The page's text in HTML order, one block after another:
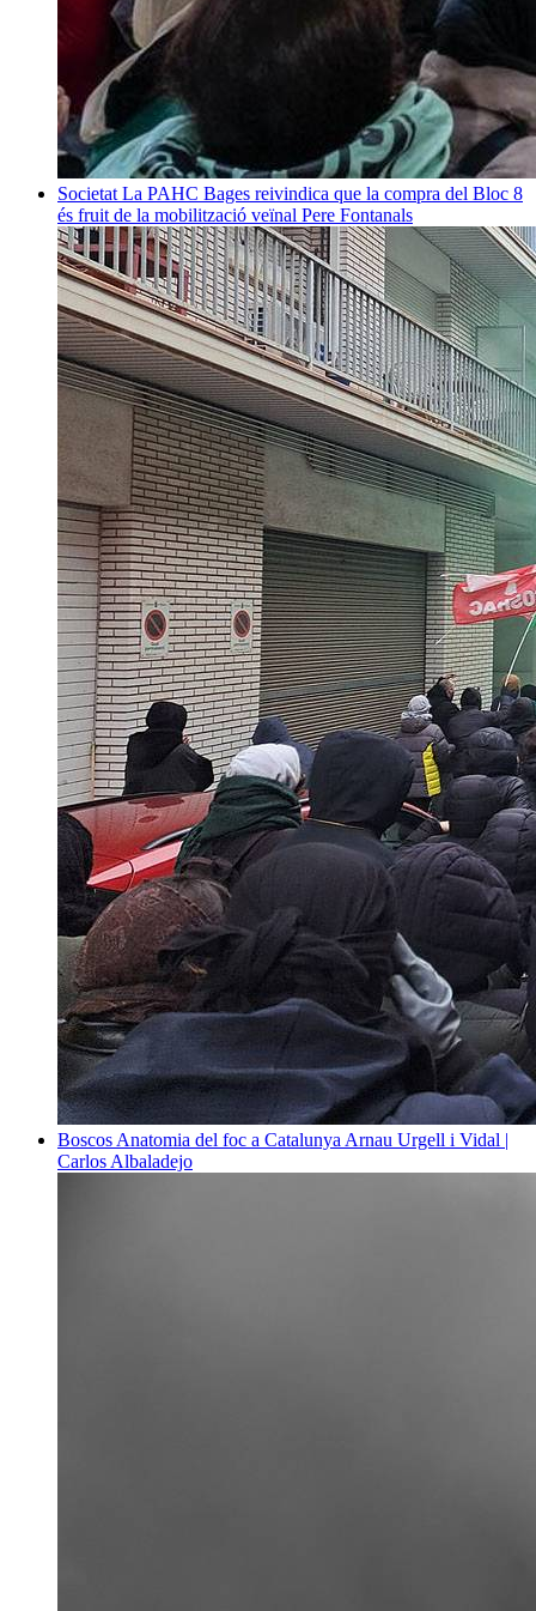
Societat La PAHC Bages reivindica que la compra del Bloc 8
és fruit de la mobilització veïnal Pere Fontanals
Boscos Anatomia del foc a Catalunya Arnau Urgell i Vidal |
Carlos Albaladejo